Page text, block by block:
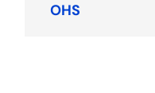
OHS